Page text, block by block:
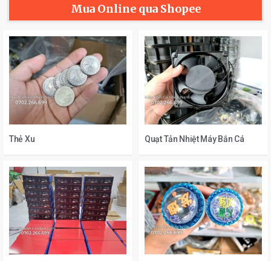
Mua Online qua Shopee
Thẻ Xu Quạt Tản Nhiệt Máy Bắn Cá